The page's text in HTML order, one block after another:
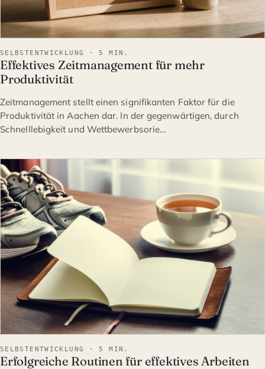
SELBSTENTWICKLUNG · 5 MIN.
Effektives Zeitmanagement für mehr
Produktivität
Zeitmanagement stellt einen signifikanten Faktor für die
Produktivität in Aachen dar. In der gegenwärtigen, durch
Schnelllebigkeit und Wettbewerbsorie…
SELBSTENTWICKLUNG
SELBSTENTWICKLUNG · 5 MIN.
Erfolgreiche Routinen für effektives Arbeiten